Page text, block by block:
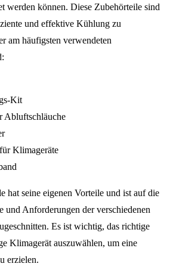
werden können. Diese Zubehörteile sind
und effektive Kühlung zu
am häufigsten verwendeten
Kit
Abluftschläuche
Klimageräte
hat seine eigenen Vorteile und ist auf die
und Anforderungen der verschiedenen
Es ist wichtig, das richtige
Klimagerät auszuwählen, um eine
erzielen.